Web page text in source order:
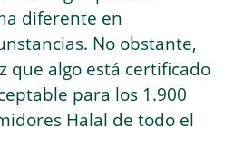
diferente en
No obstante,
que algo está certificado
para los 1.900
Halal de todo el